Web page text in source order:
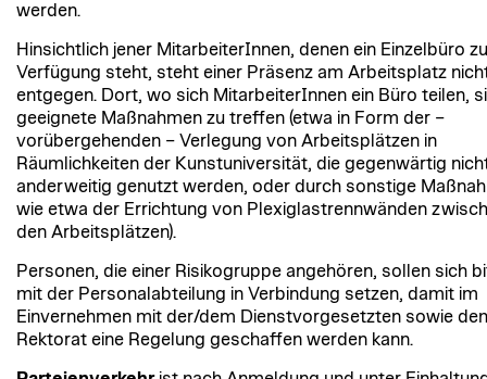
werden.
Hinsichtlich jener MitarbeiterInnen, denen ein Einzelbüro
Verfügung steht, steht einer Präsenz am Arbeitsplatz
entgegen. Dort, wo sich MitarbeiterInnen ein Büro teilen,
geeignete Maßnahmen zu treffen (etwa in Form der –
vorübergehenden – Verlegung von Arbeitsplätzen in
Räumlichkeiten der Kunstuniversität, die gegenwärtig
anderweitig genutzt werden, oder durch sonstige
wie etwa der Errichtung von Plexiglastrennwänden
den Arbeitsplätzen).
Personen, die einer Risikogruppe angehören, sollen sich
mit der Personalabteilung in Verbindung setzen, damit im
Einvernehmen mit der/dem Dienstvorgesetzten sowie
Rektorat eine Regelung geschaffen werden kann.